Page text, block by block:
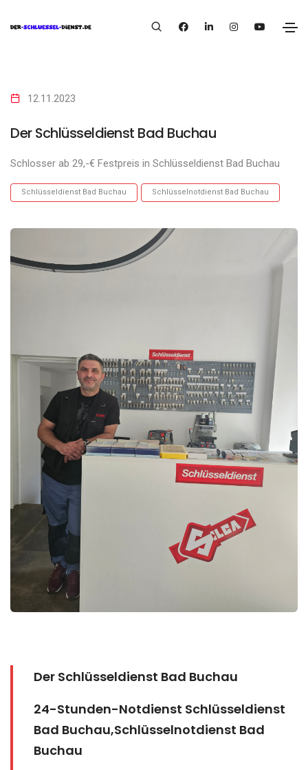
12.11.2023
Der Schlüsseldienst Bad Buchau
Schlosser ab 29,-€ Festpreis in Schlüsseldienst Bad Buchau
Schlüsseldienst Bad Buchau Schlüsselnotdienst Bad Buchau
Der Schlüsseldienst Bad Buchau
24-Stunden-Notdienst Schlüsseldienst
Bad Buchau,Schlüsselnotdienst Bad
Buchau